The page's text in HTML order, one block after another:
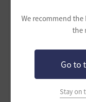
We recommend the
the
Go to
Stay on
動速度を付けること
る。
また、太極と一緒
血デバフを入れてい
――――――――